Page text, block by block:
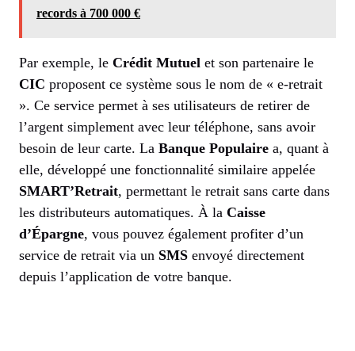
records à 700 000 €
Par exemple, le Crédit Mutuel et son partenaire le
CIC proposent ce système sous le nom de « e-retrait
». Ce service permet à ses utilisateurs de retirer de
l’argent simplement avec leur téléphone, sans avoir
besoin de leur carte. La Banque Populaire a, quant à
elle, développé une fonctionnalité similaire appelée
SMART’Retrait, permettant le retrait sans carte dans
les distributeurs automatiques. À la Caisse
d’Épargne, vous pouvez également profiter d’un
service de retrait via un SMS envoyé directement
depuis l’application de votre banque.